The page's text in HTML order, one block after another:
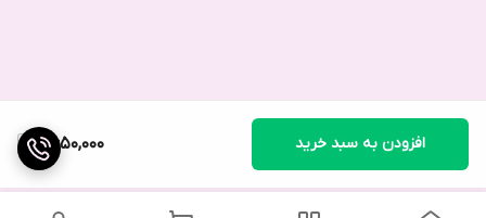
2,650,000 افزودن به سبد خرید